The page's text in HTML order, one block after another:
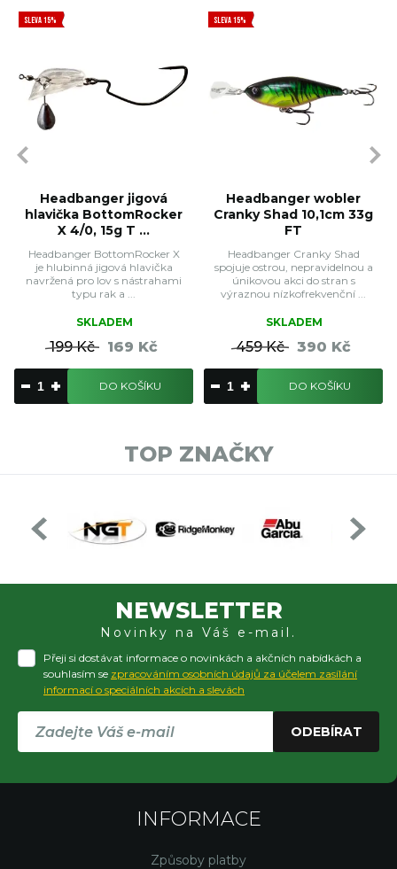
SLEVA 15%
Headbanger jigová
hlavička BottomRocker
X 4/0, 15g T ...
Headbanger BottomRocker X
je hlubinná jigová hlavička
navržená pro lov s nástrahami
typu rak a ...
SKLADEM
199 Kč 169 Kč
DO KOŠÍKU
SLEVA 15%
Headbanger wobler
Cranky Shad 10,1cm 33g
FT
Headbanger Cranky Shad
spojuje ostrou, nepravidelnou a
únikovou akci do stran s
výraznou nízkofrekvenční ...
SKLADEM
459 Kč 390 Kč
DO KOŠÍKU
TOP ZNAČKY
NEWSLETTER
Novinky na Váš e-mail.
Přeji si dostávat informace o novinkách a akčních nabídkách a
souhlasím se zpracováním osobních údajů za účelem zasílání
informací o speciálních akcích a slevách
ODEBÍRAT
INFORMACE
Způsoby platby